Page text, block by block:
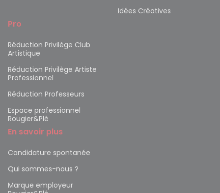
Idées Créatives
Pro
Réduction Privilège Club
Artistique
Réduction Privilège Artiste
Professionnel
Réduction Professeurs
Espace professionnel
Rougier&Plé
En savoir plus
Candidature spontanée
Qui sommes-nous ?
Marque employeur